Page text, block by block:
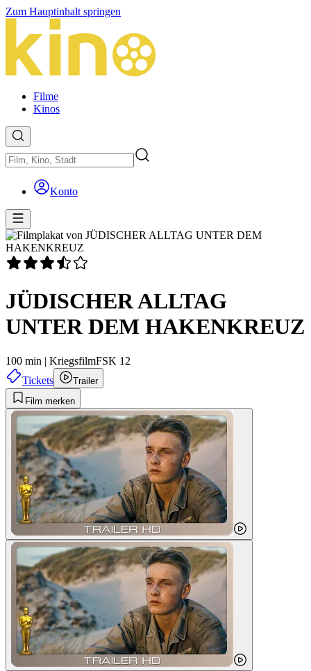
Zum Hauptinhalt springen
Filme
Kinos
Konto
JÜDISCHER ALLTAG
UNTER DEM HAKENKREUZ
100 min | KriegsfilmFSK 12
Tickets
Trailer
Film merken